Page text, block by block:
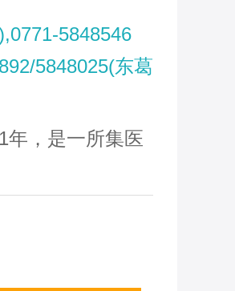
5848546
5848025(东葛
年，是一所集医